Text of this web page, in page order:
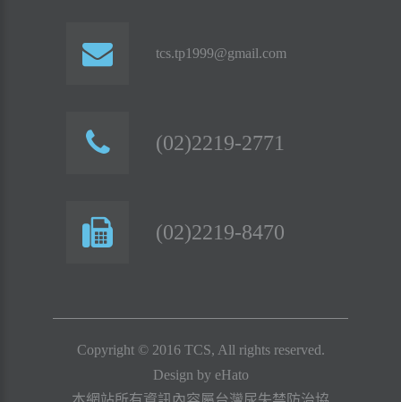
tcs.tp1999@gmail.com
(02)2219-2771
(02)2219-8470
Copyright © 2016 TCS, All rights reserved.
Design by eHato